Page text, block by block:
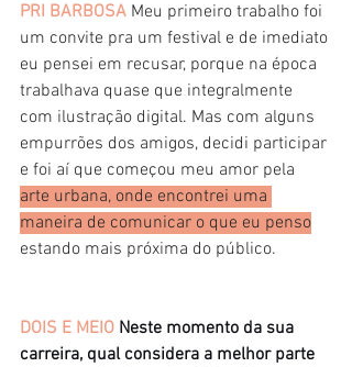
PRI BARBOSA Meu primeiro trabalho foi
um convite pra um festival e de imediato
eu pensei em recusar, porque na época
trabalhava quase que integralmente
com ilustração digital. Mas com alguns
empurrões dos amigos, decidi participar
e foi aí que começou meu amor pela
arte urbana, onde encontrei uma
maneira de comunicar o que eu penso
estando mais próxima do público.
DOIS E MEIO Neste momento da sua
carreira, qual considera a melhor parte